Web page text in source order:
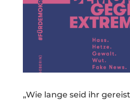
„Wie lange seid ihr gereist